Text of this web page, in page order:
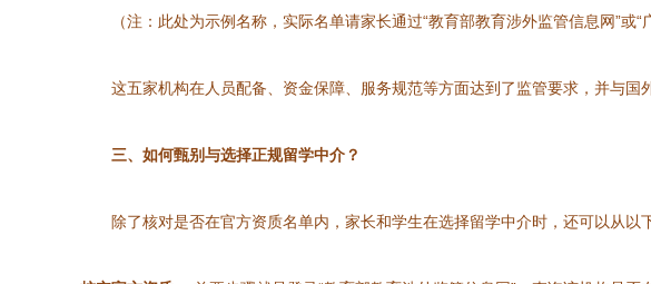
（注：此处为示例名称，实际名单请家长通过“教育部教育涉外监管信息网”或“
这五家机构在人员配备、资金保障、服务规范等方面达到了监管要求，并与
三、如何甄别与选择正规留学中介？
除了核对是否在官方资质名单内，家长和学生在选择留学中介时，还可以从以